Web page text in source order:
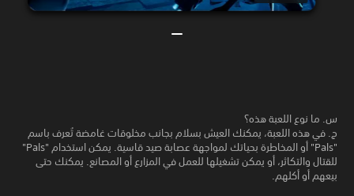
س. ما نوع اللعبة هذه؟
ج. في هذه اللعبة، يمكنك العيش بسلام بجانب مخلوقات غامضة تُعرف باسم
"Pals" أو المخاطرة بحياتك لمواجهة عصابة صيد قاسية. يمكن استخدام "Pals"
للقتال والتكاثر، أو يمكن تشغيلها للعمل في المزارع أو المصانع. يمكنك حتى
بيعهم أو أكلهم.